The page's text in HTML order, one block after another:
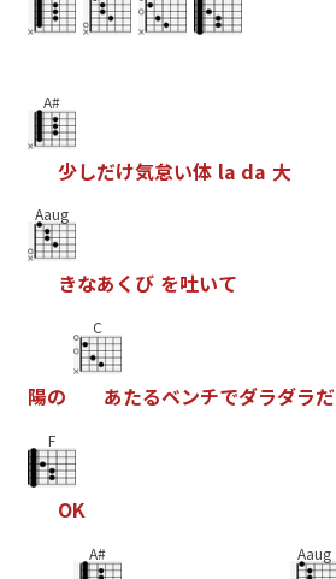
A#
少しだけ気怠い体 la da 大
Aaug
きなあ く び を吐いて
陽の
C
あたるベンチでダラダラだ
F
OK
A# Aaug